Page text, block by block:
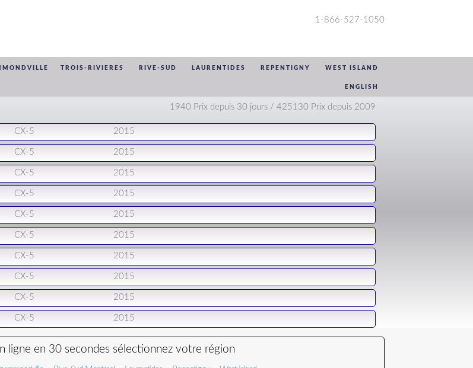
1-866-527-1050
TROIS-RIVIERES RIVE-SUD LAURENTIDES REPENTIGNY WEST ISLAND
ENGLISH
1940 Prix depuis 30 jours / 425130 Prix depuis 2009
CX-5 2015
CX-5 2015
CX-5 2015
CX-5 2015
CX-5 2015
CX-5 2015
CX-5 2015
CX-5 2015
CX-5 2015
CX-5 2015
ligne en 30 secondes sélectionnez votre région